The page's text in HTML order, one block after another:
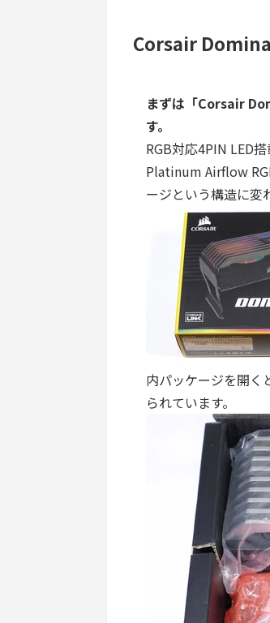
Corsair
まずは「Corsair
す。
RGB対応4PIN LED
Platinum Airflow
ージという構造に変
内パッケージを開く
られています。